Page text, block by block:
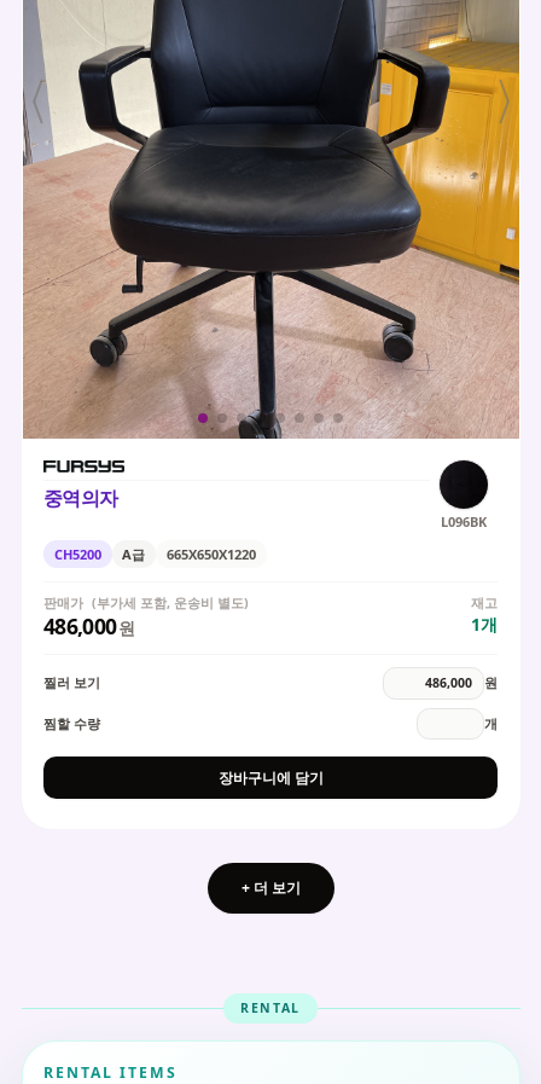
중역의자
L096BK
CH5200
A급 665X650X1220
판매가 (부가세 포함, 운송비 별도)
486,000원
재고
1개
찔러 보기 원
찜할 수량 개
장바구니에 담기
+ 더 보기
RENTAL
RENTAL ITEMS